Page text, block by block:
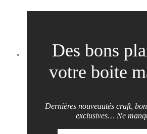
Des bons
votre boite
Dernières nouveautés craft,
exclusives… Ne